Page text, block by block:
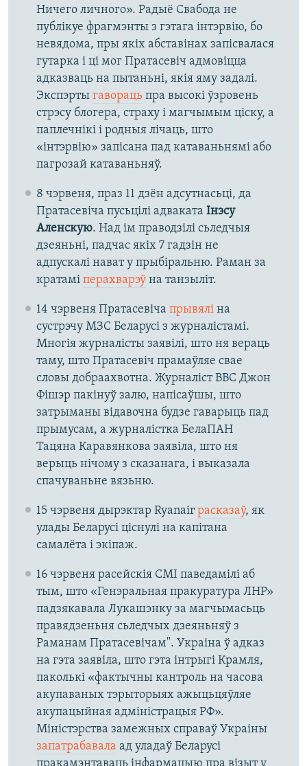
Ничего личного». Радыё Свабода не
публікуе фрагмэнты з гэтага інтэрвію, бо
невядома, пры якіх абставінах запісвалася
гутарка і ці мог Пратасевіч адмовіцца
адказваць на пытаньні, якія яму задалі.
Экспэрты гаворацьпра высокі ўзровень
стрэсу блогера, страху і магчымым ціску, а
паплечнікі і родныя лічаць, што
«інтэрвію» запісана пад катаваньнямі або
пагрозай катаваньняў.
8 чэрвеня, праз 11 дзён адсутнасьці, да
Пратасевіча пусьцілі адваката Інэсу
Аленскую. Над ім праводзілі сьледчыя
дзеяньні, падчас якіх 7 гадзін не
адпускалі нават у прыбіральню. Раман за
кратамі перахварэўна танзыліт.
14 чэрвеня Пратасевіча прывяліна
сустрэчу МЗС Беларусі з журналістамі.
Многія журналісты заявілі, што ня вераць
таму, што Пратасевіч прамаўляе свае
словы добраахвотна. Журналіст BBC Джон
Фішэр пакінуў залю, напісаўшы, што
затрыманы відавочна будзе гаварыць пад
прымусам, а журналістка БелаПАН
Тацяна Каравянкова заявіла, што ня
верыць нічому з сказанага, і выказала
спачуваньне вязьню.
15 чэрвеня дырэктар Ryanair расказаў, як
улады Беларусі ціснулі на капітана
самалёта і экіпаж.
16 чэрвеня расейскія СМІ паведамілі аб
тым, што «Генэральная пракуратура ЛНР»
падзякавала Лукашэнку за магчымасьць
правядзеньня сьледчых дзеяньняў з
Раманам Пратасевічам". Украіна ў адказ
на гэта заявіла, што гэта інтрыгі Крамля,
паколькі «фактычны кантроль на часова
акупаваных тэрыторыях ажыцьцяўляе
акупацыйная адміністрацыя РФ».
Міністэрства замежных справаў Украіны
запатрабавала ад уладаў Беларусі